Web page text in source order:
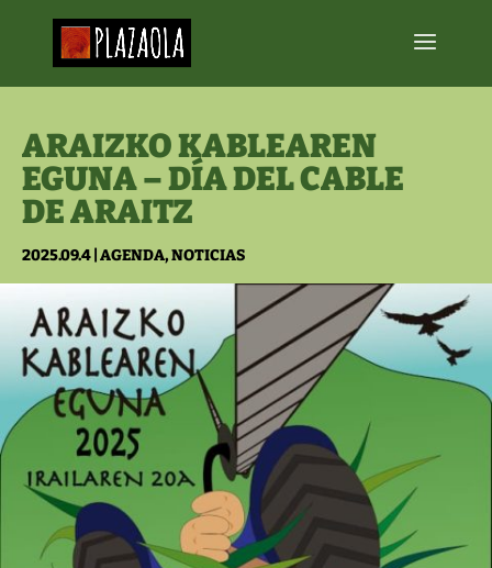
ARAIZKO KABLEAREN
EGUNA – DÍA DEL CABLE
DE ARAITZ
2025.09.4 AGENDA,NOTICIAS